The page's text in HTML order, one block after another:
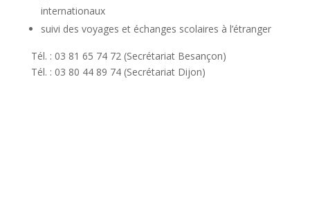
internationaux
suivi des voyages et échanges scolaires à l’étranger
Tél. : 03 81 65 74 72 (Secrétariat Besançon)
Tél. : 03 80 44 89 74 (Secrétariat Dijon)